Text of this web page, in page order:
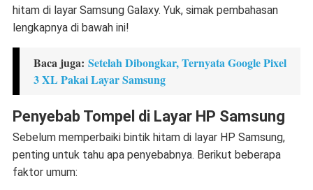
hitam di layar Samsung Galaxy. Yuk, simak pembahasan
lengkapnya di bawah ini!
Baca juga: Setelah Dibongkar, Ternyata Google Pixel
3 XL Pakai Layar Samsung
Penyebab Tompel di Layar HP Samsung
Sebelum memperbaiki bintik hitam di layar HP Samsung,
penting untuk tahu apa penyebabnya. Berikut beberapa
faktor umum: